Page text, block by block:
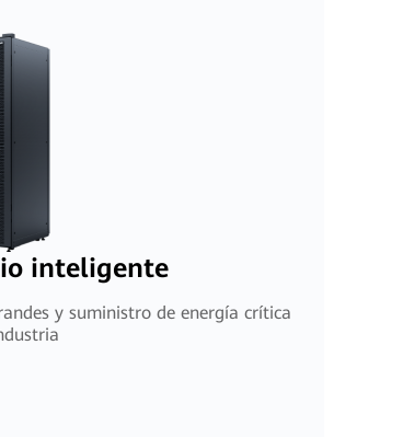
inteligente
y suministro de energía crítica